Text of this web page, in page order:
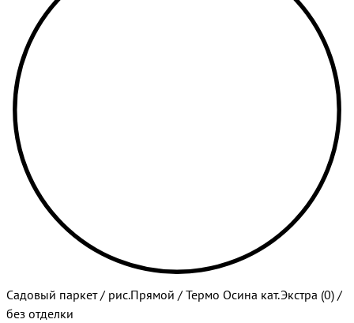
Садовый паркет / рис.Прямой / Термо Осина кат.Экстра (0) /
без отделки